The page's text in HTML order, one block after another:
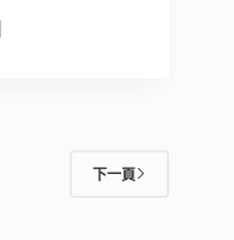
下一頁